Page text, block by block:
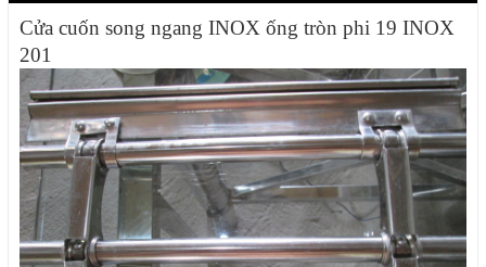
Cửa cuốn song ngang INOX ống tròn phi 19 INOX
201